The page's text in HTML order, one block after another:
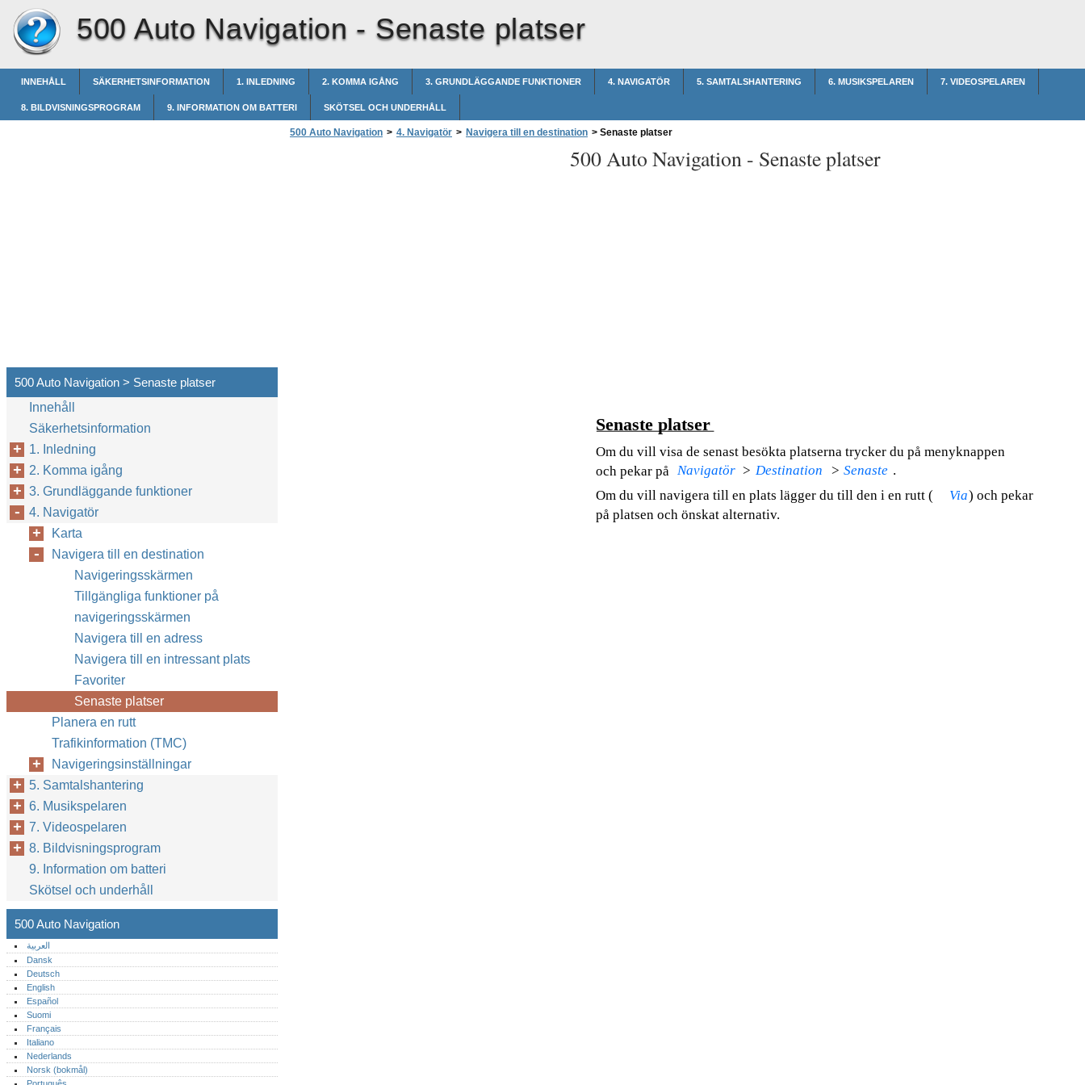
500 Auto Navigation - Senaste platser
INNEHÅLL SÄKERHETSINFORMATION 1. INLEDNING 2. KOMMA IGÅNG 3. GRUNDLÄGGANDE FUNKTIONER 4. NAVIGATÖR 5. SAMTALSHANTERING 6. MUSIKSPELAREN 7. VIDEOSPELAREN
8. BILDVISNINGSPROGRAM 9. INFORMATION OM BATTERI SKÖTSEL OCH UNDERHÅLL
500 Auto Navigation > 4. Navigatör > Navigera till en destination > Senaste platser
500 Auto Navigation - Senaste platser
Senaste platser
Om du vill visa de senast besökta platserna trycker du på menyknappen
och pekar på Navigatör > Destination > Senaste .
Om du vill navigera till en plats lägger du till den i en rutt (
Via) och pekar
på platsen och önskat alternativ.
500 Auto Navigation > Senaste platser
Innehåll
Säkerhetsinformation
1. Inledning
2. Komma igång
3. Grundläggande funktioner
4. Navigatör
Karta
Navigera till en destination
Navigeringsskärmen
Tillgängliga funktioner på
navigeringsskärmen
Navigera till en adress
Navigera till en intressant plats
Favoriter
Senaste platser
Planera en rutt
Trafikinformation (TMC)
Navigeringsinställningar
5. Samtalshantering
6. Musikspelaren
7. Videospelaren
8. Bildvisningsprogram
9. Information om batteri
Skötsel och underhåll
500 Auto Navigation
العربية
Dansk
Deutsch
English
Español
Suomi
Français
Italiano
Nederlands
Norsk (bokmål)‎